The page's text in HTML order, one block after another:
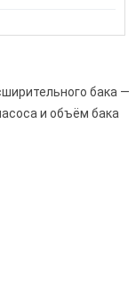
бака —
и объём бака